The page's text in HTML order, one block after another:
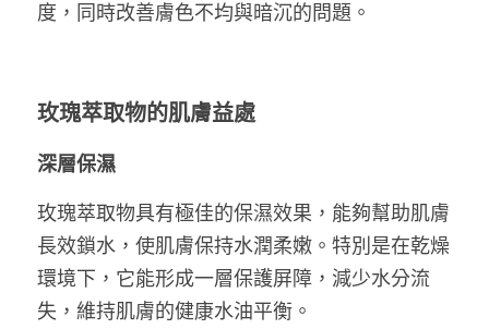
度，同時改善膚色不均與暗沉的問題。
玫瑰萃取物的肌膚益處
深層保濕
玫瑰萃取物具有極佳的保濕效果，能夠幫助肌膚
長效鎖水，使肌膚保持水潤柔嫩。特別是在乾燥
環境下，它能形成一層保護屏障，減少水分流
失，維持肌膚的健康水油平衡。